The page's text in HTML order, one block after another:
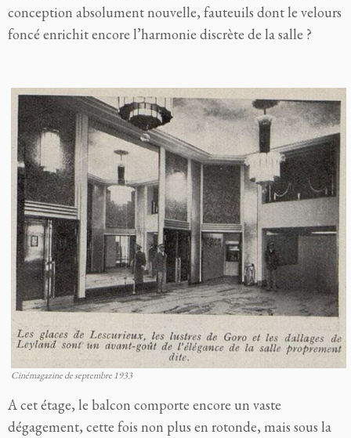
conception absolument nouvelle, fauteuils dont le velours
foncé enrichit encore l’harmonie discrète de la salle ?
Cinémagazine de septembre 1933
A cet étage, le balcon comporte encore un vaste
dégagement, cette fois non plus en rotonde, mais sous la